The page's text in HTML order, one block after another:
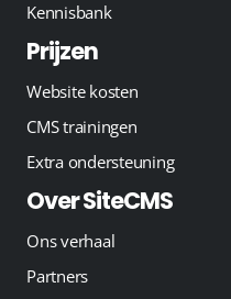
Kennisbank
Prijzen
Website kosten
CMS trainingen
Extra ondersteuning
Over SiteCMS
Ons verhaal
Partners